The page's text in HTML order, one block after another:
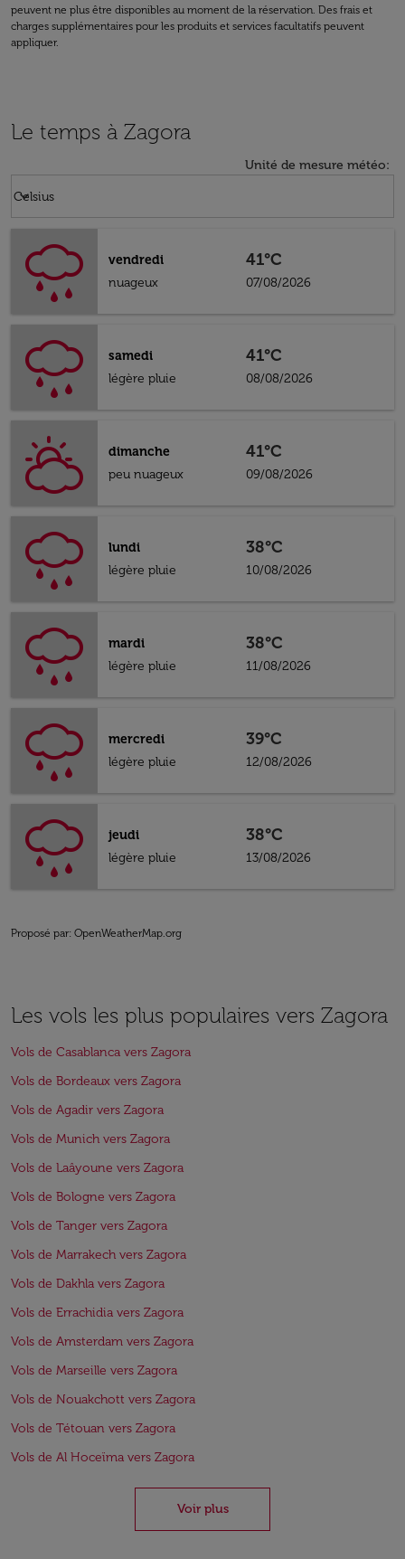
peuvent ne plus être disponibles au moment de la réservation. Des frais et
charges supplémentaires pour les produits et services facultatifs peuvent
appliquer.
Le temps à Zagora
Unité de mesure météo:
Celsius
keyboard_arrow_down
vendredi
nuageux
41°C
07/08/2026
samedi
légère pluie
41°C
08/08/2026
dimanche
peu nuageux
41°C
09/08/2026
lundi
légère pluie
38°C
10/08/2026
mardi
légère pluie
38°C
11/08/2026
mercredi
légère pluie
39°C
12/08/2026
jeudi
légère pluie
38°C
13/08/2026
Proposé par: OpenWeatherMap.org
Les vols les plus populaires vers Zagora
Vols de Casablanca vers Zagora
Vols de Bordeaux vers Zagora
Vols de Agadir vers Zagora
Vols de Munich vers Zagora
Vols de Laâyoune vers Zagora
Vols de Bologne vers Zagora
Vols de Tanger vers Zagora
Vols de Marrakech vers Zagora
Vols de Dakhla vers Zagora
Vols de Errachidia vers Zagora
Vols de Amsterdam vers Zagora
Vols de Marseille vers Zagora
Vols de Nouakchott vers Zagora
Vols de Tétouan vers Zagora
Vols de Al Hoceïma vers Zagora
Voir plus